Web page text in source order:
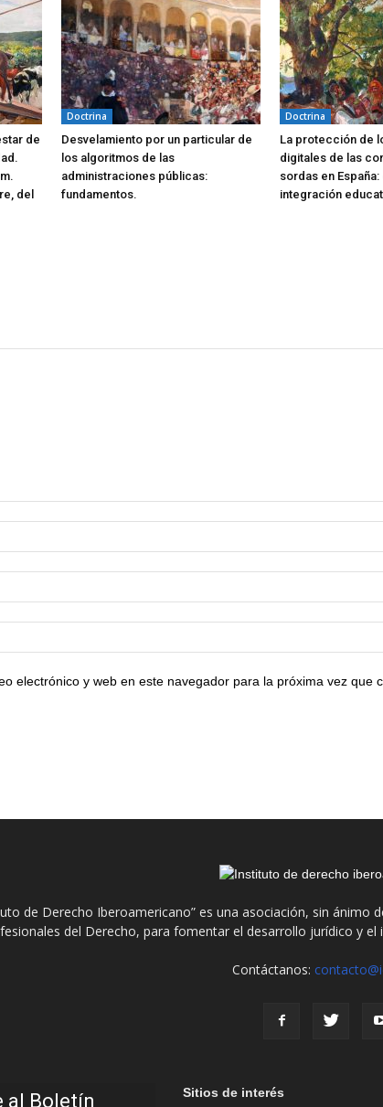
de
del
Doctrina
Desvelamiento por un particular de
los algoritmos de las
administraciones públicas:
fundamentos.
Doctrina
La protección de
digitales de las
sordas en
integración
electrónico y web en este navegador para la próxima vez que
de Derecho Iberoamericano” es una asociación, sin ánimo
del Derecho, para fomentar el desarrollo jurídico y
Contáctanos:
al Boletín Sitios de interés